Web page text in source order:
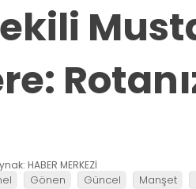
HABER MERKEZİ
Gönen Güncel Manşet